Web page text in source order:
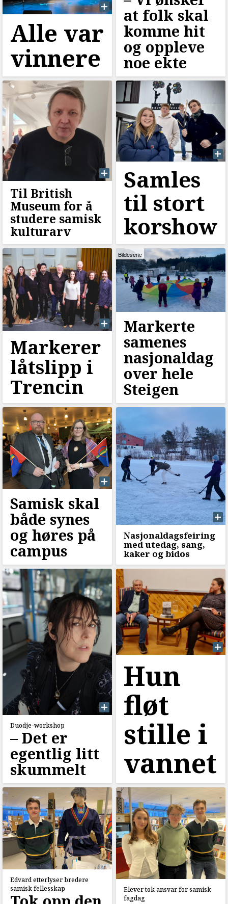
Alle var
vinnere
at folk skal
komme hit
og oppleve
noe ekte
Til British
Museum for å
studere samisk
kulturarv
Samles
til stort
korshow
Markerer
låtslipp i
Trencin
Bildeserie
Markerte
samenes
nasjonaldag
over hele
Steigen
Samisk skal
både synes
og høres på
campus
Nasjonaldagsfeiring
med utedag, sang,
kaker og bidos
Duodje-workshop
–⁠ Det er
egentlig litt
skummelt
Hun
fløt
stille i
vannet
Edvard etterlyser bredere
samisk fellesskap
Elever tok ansvar for samisk
fagdag